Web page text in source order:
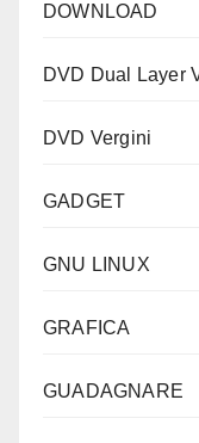
DOWNLOAD
DVD Dual Layer
DVD Vergini
GADGET
GNU LINUX
GRAFICA
GUADAGNARE